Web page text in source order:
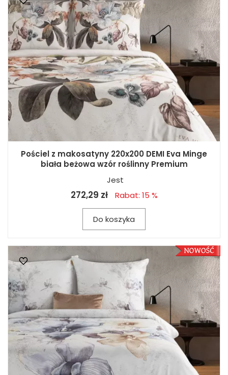
Pościel z makosatyny 220x200 DEMI Eva Minge
biała beżowa wzór roślinny Premium
Jest
272,29 zł Rabat: 15 %
Do koszyka